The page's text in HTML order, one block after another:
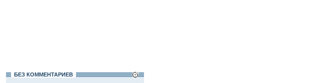
БЕЗ КОМMЕНТАРИЕВ